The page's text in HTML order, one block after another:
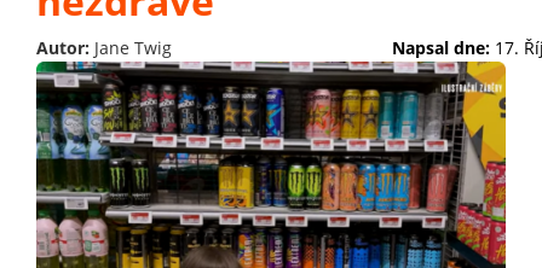
Autor: Jane Twig Napsal dne: 17.